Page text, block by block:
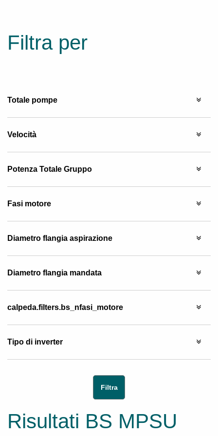
Filtra per
Totale pompe
Velocità
Potenza Totale Gruppo
Fasi motore
Diametro flangia aspirazione
Diametro flangia mandata
calpeda.filters.bs_nfasi_motore
Tipo di inverter
Risultati BS MPSU